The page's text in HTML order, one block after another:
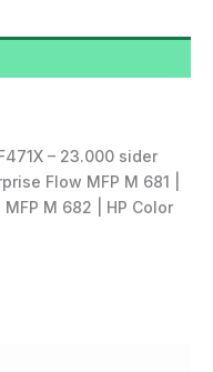
– 23.000 sider
Flow MFP M 681 |
M 682 | HP Color